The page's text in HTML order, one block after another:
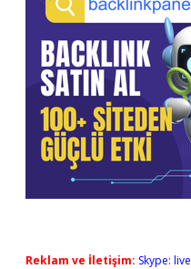
Reklam ve İletişim: Skype: